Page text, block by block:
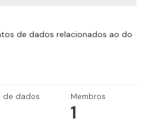
de dados relacionados ao do
de dados Membros
1